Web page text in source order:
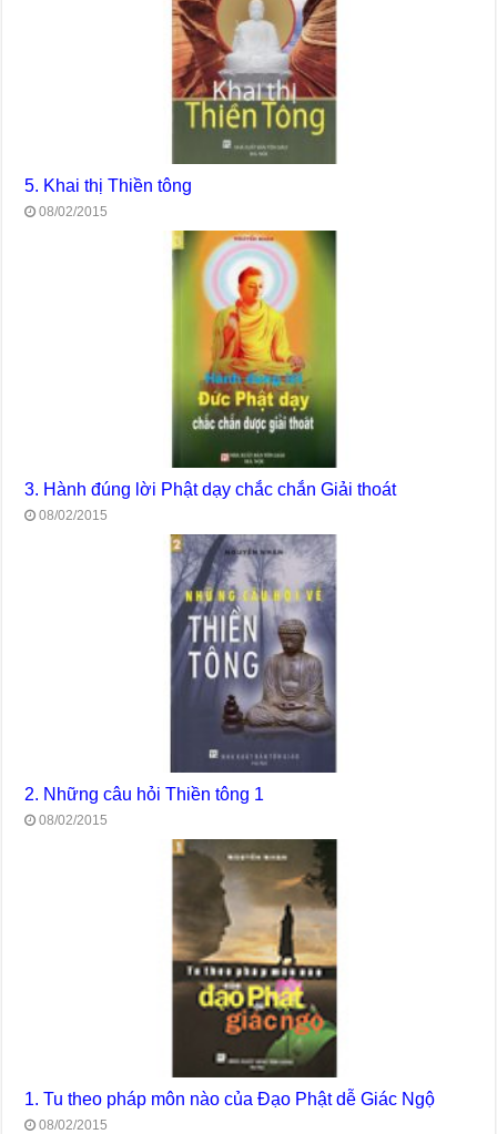
5. Khai thị Thiền tông
08/02/2015
3. Hành đúng lời Phật dạy chắc chắn Giải thoát
08/02/2015
2. Những câu hỏi Thiền tông 1
08/02/2015
1. Tu theo pháp môn nào của Đạo Phật dễ Giác Ngộ
08/02/2015